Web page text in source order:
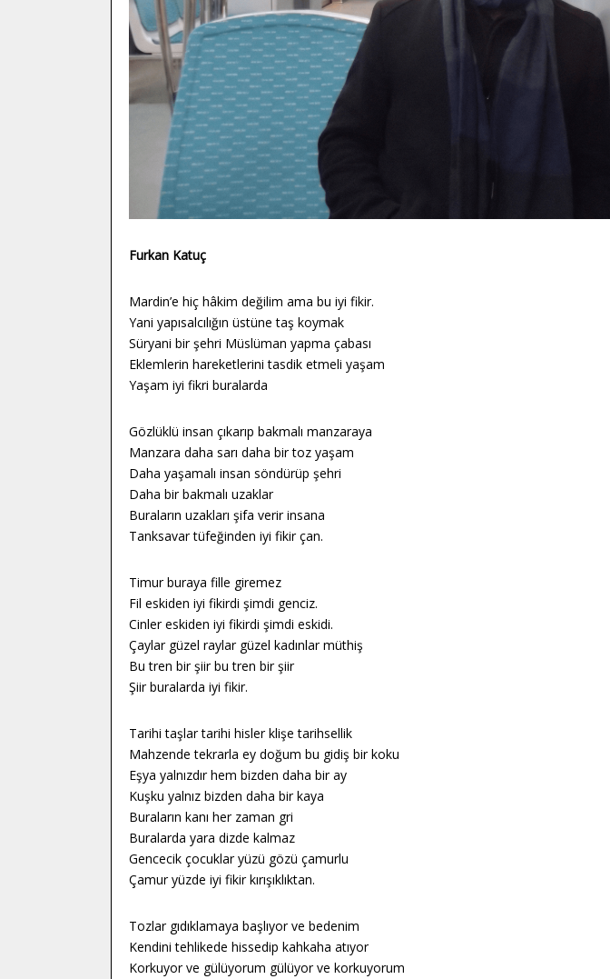
Furkan Katuç
Mardin’e hiç hâkim değilim ama bu iyi fikir.
Yani yapısalcılığın üstüne taş koymak
Süryani bir şehri Müslüman yapma çabası
Eklemlerin hareketlerini tasdik etmeli yaşam
Yaşam iyi fikri buralarda
Gözlüklü insan çıkarıp bakmalı manzaraya
Manzara daha sarı daha bir toz yaşam
Daha yaşamalı insan söndürüp şehri
Daha bir bakmalı uzaklar
Buraların uzakları şifa verir insana
Tanksavar tüfeğinden iyi fikir çan.
Timur buraya fille giremez
Fil eskiden iyi fikirdi şimdi genciz.
Cinler eskiden iyi fikirdi şimdi eskidi.
Çaylar güzel raylar güzel kadınlar müthiş
Bu tren bir şiir bu tren bir şiir
Şiir buralarda iyi fikir.
Tarihi taşlar tarihi hisler klişe tarihsellik
Mahzende tekrarla ey doğum bu gidiş bir koku
Eşya yalnızdır hem bizden daha bir ay
Kuşku yalnız bizden daha bir kaya
Buraların kanı her zaman gri
Buralarda yara dizde kalmaz
Gencecik çocuklar yüzü gözü çamurlu
Çamur yüzde iyi fikir kırışıklıktan.
Tozlar gıdıklamaya başlıyor ve bedenim
Kendini tehlikede hissedip kahkaha atıyor
Korkuyor ve gülüyorum gülüyor ve korkuyorum